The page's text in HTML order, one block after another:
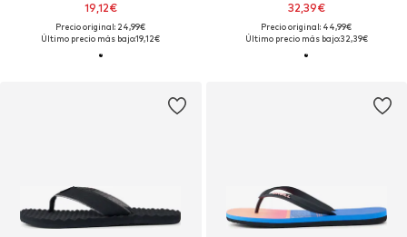
19,12€
Precio original: 24,99€
Último precio más bajo:19,12€
32,39€
Precio original: 44,99€
Último precio más bajo:32,39€